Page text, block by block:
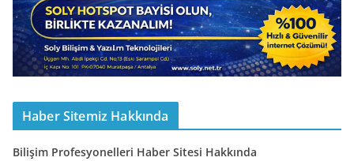
Haber Sitemiz Hakkında
Bilişim Profesyonelleri Haber Sitesi Hakkında